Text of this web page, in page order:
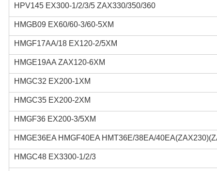
HPV145 EX300-1/2/3/5 ZAX330/350/360
HMGB09 EX60/60-3/60-5XM
HMGF17AA/18 EX120-2/5XM
HMGE19AA ZAX120-6XM
HMGC32 EX200-1XM
HMGC35 EX200-2XM
HMGF36 EX200-3/5XM
HMGE36EA HMGF40EA HMT36E/38EA/
HMGC48 EX3300-1/2/3